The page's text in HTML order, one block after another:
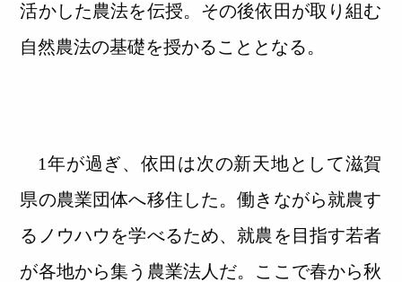
活かした農法を伝授。その後依田が取り組む
自然農法の基礎を授かることとなる。
1年が過ぎ、依田は次の新天地として滋賀
県の農業団体へ移住した。働きながら就農す
るノウハウを学べるため、就農を目指す若者
が各地から集う農業法人だ。ここで春から秋